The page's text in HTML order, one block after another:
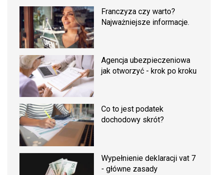
Franczyza czy warto?
Najważniejsze informacje.
Agencja ubezpieczeniowa
jak otworzyć - krok po kroku
Co to jest podatek
dochodowy skrót?
Wypełnienie deklaracji vat 7
- główne zasady